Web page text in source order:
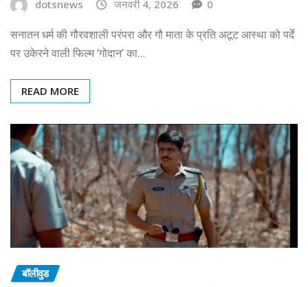
dotsnews जनवरी 4, 2026 0
सनातन धर्म की गौरवशाली परंपरा और गौ माता के प्रति अटूट आस्था को पर्दे
पर उकेरने वाली फिल्म ‘गोदान’ का…
READ MORE
बॉलीवुड